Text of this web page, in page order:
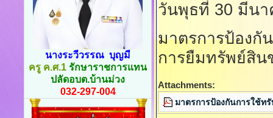
วันพุธที่ 30 มีนา
มาตรการป้องกั
การยืมทรัพย์สิน
Attachments:
มาตรการป้องกันการใช้ท
นางระวีวรรณ บุญมี
ครู ค.ศ.1 รักษาราชการแทน
ปลัดอบต.บ้านม่วง
032-297-004